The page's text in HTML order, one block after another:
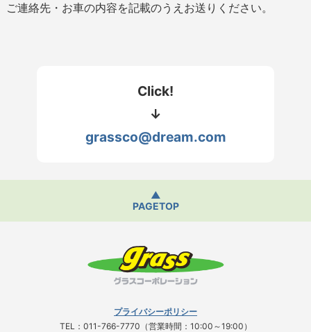
ご連絡先・お車の内容を記載のうえお送りください。
Click!
↓
grassco@dream.com
▲
PAGETOP
プライバシーポリシー
TEL：011-766-7770（営業時間：10:00～19:00）